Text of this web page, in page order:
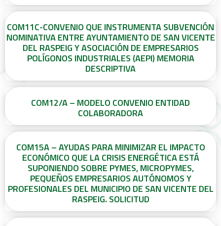
COM11C-CONVENIO QUE INSTRUMENTA SUBVENCIÓN
NOMINATIVA ENTRE AYUNTAMIENTO DE SAN VICENTE
DEL RASPEIG Y ASOCIACIÓN DE EMPRESARIOS
POLÍGONOS INDUSTRIALES (AEPI) MEMORIA
DESCRIPTIVA
COM12/A – MODELO CONVENIO ENTIDAD
COLABORADORA
COM15A – AYUDAS PARA MINIMIZAR EL IMPACTO
ECONÓMICO QUE LA CRISIS ENERGÉTICA ESTÁ
SUPONIENDO SOBRE PYMES, MICROPYMES,
PEQUEÑOS EMPRESARIOS AUTÓNOMOS Y
PROFESIONALES DEL MUNICIPIO DE SAN VICENTE DEL
RASPEIG. SOLICITUD